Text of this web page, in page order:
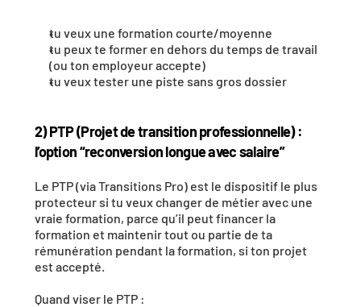
tu veux une formation courte/moyenne
tu peux te former en dehors du temps de travail
(ou ton employeur accepte)
tu veux tester une piste sans gros dossier
2) PTP (Projet de transition professionnelle) :
l’option “reconversion longue avec salaire”
Le PTP (via Transitions Pro) est le dispositif le plus
protecteur si tu veux changer de métier avec une
vraie formation, parce qu’il peut financer la
formation et maintenir tout ou partie de ta
rémunération pendant la formation, si ton projet
est accepté.
Quand viser le PTP :